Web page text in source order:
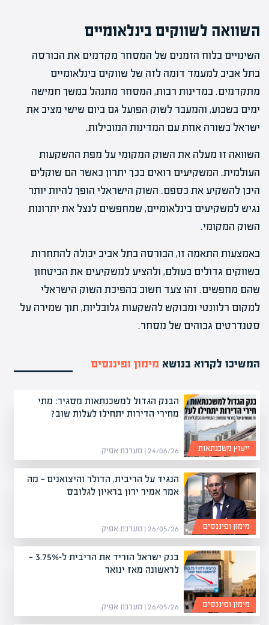
השוואה לשווקים בינלאומיים
השינויים בלוח הזמנים של המסחר מקדמים את הבורסה
בתל אביב למעמד דומה לזה של שווקים בינלאומיים
מתקדמים. במדינות רבות, המסחר מתנהל במשך חמישה
ימים בשבוע, והמעבר לשוק הפועל גם ביום שישי מציב את
ישראל בשורה אחת עם המדינות המובילות.
השוואה זו מעלה את השוק המקומי על מפת ההשקעות
העולמית. המשקיעים רואים בכך יתרון כאשר הם שוקלים
היכן להשקיע את כספם. השוק הישראלי הופך להיות יותר
נגיש למשקיעים בינלאומיים, שמחפשים לנצל את יתרונות
השוק המקומי.
באמצעות התאמה זו, הבורסה בתל אביב יכולה להתחרות
בשווקים גדולים בעולם, ולהציע למשקיעים את הביטחון
שהם מחפשים. זהו צעד חשוב בהפיכת השוק הישראלי
למקום רלוונטי ומבוקש להשקעות גלובליות, תוך שמירה על
סטנדרטים גבוהים של מסחר.
המשיכו לקרוא בנושא מימון ופיננסים
הבנק הגדול למשכנתאות מסגיר: מתי
מחירי הדירות יתחילו לעלות שוב?
24/06/26 | מערכת אפיק ייעוץ משכנתאות
הנגיד על הריבית, הדולר והיצואנים — מה
אמר אמיר ירון בראיון לגלובס
26/05/26 | מערכת אפיק מימון ופיננסים
בנק ישראל הוריד את הריבית ל-3.75% —
לראשונה מאז ינואר
26/05/26 | מערכת אפיק מימון ופיננסים